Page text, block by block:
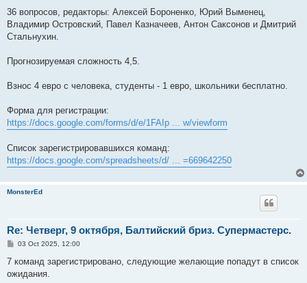
36 вопросов, редакторы: Алексей Бороненко, Юрий Выменец,
Владимир Островский, Павел Казначеев, Антон Саксонов и Дмитрий
Стальнухин.
Прогнозируемая сложность 4,5.
Взнос 4 евро с человека, студенты - 1 евро, школьники бесплатно.
Форма для регистрации:
https://docs.google.com/forms/d/e/1FAIp ... w/viewform
Список зарегистрировавшихся команд:
https://docs.google.com/spreadsheets/d/ ... =669642250
MonsterEd
Re: Четверг, 9 октября, Балтийский бриз. Супермастерс.
P
s
03 Oct 2025, 12:00
7 команд зарегистрировано, следующие желающие попадут в список
ожидания.